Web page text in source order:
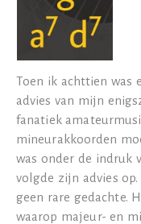
Toen ik achttien was
advies van mijn
fanatiek
mineurakkoorden
was onder de indruk
volgde zijn advies
geen rare gedachte.
waarop majeur- en